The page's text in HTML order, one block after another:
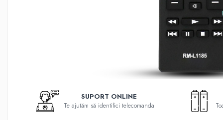
Telecomenzi Star-Light
Telecomenzi TCL
SUPORT ONLINE
Te ajutăm să identifici telecomanda